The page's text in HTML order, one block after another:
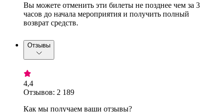
Вы можете отменить эти билеты не позднее чем за 3
часов до начала мероприятия и получить полный
возврат средств.
Отзывы
4,4
Отзывов: 2 189
Как мы получаем ваши отзывы?